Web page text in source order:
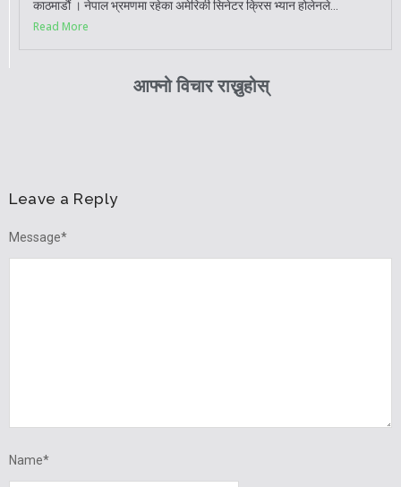
काठमाडौं । नेपाल भ्रमणमा रहेका अमेरिकी सिनेटर क्रिस भ्यान होलेनले...
Read More
आफ्नो विचार राख्नुहोस्
Leave a Reply
Message*
Name*